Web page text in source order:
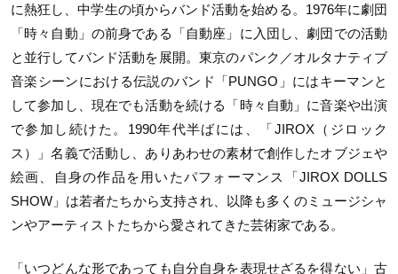
に熱狂し、中学生の頃からバンド活動を始める。1976年に劇団
「時々自動」の前身である「自動座」に入団し、劇団での活動
と並行してバンド活動を展開。東京のパンク／オルタナティブ
音楽シーンにおける伝説のバンド「PUNGO」にはキーマンと
して参加し、現在でも活動を続ける「時々自動」に音楽や出演
で参加し続けた。1990年代半ばには、「JIROX（ジロック
ス）」名義で活動し、ありあわせの素材で創作したオブジェや
絵画、自身の作品を用いたパフォーマンス「JIROX DOLLS
SHOW」は若者たちから支持され、以降も多くのミュージシャ
ンやアーティストたちから愛されてきた芸術家である。
「いつどんな形であっても自分自身を表現せざるを得ない」古